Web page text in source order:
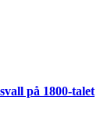
på 1800-talet